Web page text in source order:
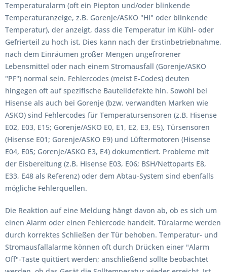
Temperaturalarm (oft ein Piepton und/oder blinkende
Temperaturanzeige, z.B. Gorenje/ASKO "HI" oder blinkende
Temperatur), der anzeigt, dass die Temperatur im Kühl- oder
Gefrierteil zu hoch ist. Dies kann nach der Erstinbetriebnahme,
nach dem Einräumen großer Mengen ungefrorener
Lebensmittel oder nach einem Stromausfall (Gorenje/ASKO
"PF") normal sein. Fehlercodes (meist E-Codes) deuten
hingegen oft auf spezifische Bauteildefekte hin. Sowohl bei
Hisense als auch bei Gorenje (bzw. verwandten Marken wie
ASKO) sind Fehlercodes für Temperatursensoren (z.B. Hisense
E02, E03, E15; Gorenje/ASKO E0, E1, E2, E3, E5), Türsensoren
(Hisense E01; Gorenje/ASKO E9) und Lüftermotoren (Hisense
E04, E05; Gorenje/ASKO E3, E4) dokumentiert. Probleme mit
der Eisbereitung (z.B. Hisense E03, E06; BSH/Nettoparts E8,
E33, E48 als Referenz) oder dem Abtau-System sind ebenfalls
mögliche Fehlerquellen.
Die Reaktion auf eine Meldung hängt davon ab, ob es sich um
einen Alarm oder einen Fehlercode handelt. Türalarme werden
durch korrektes Schließen der Tür behoben. Temperatur- und
Stromausfallalarme können oft durch Drücken einer "Alarm
Off"-Taste quittiert werden; anschließend sollte beobachtet